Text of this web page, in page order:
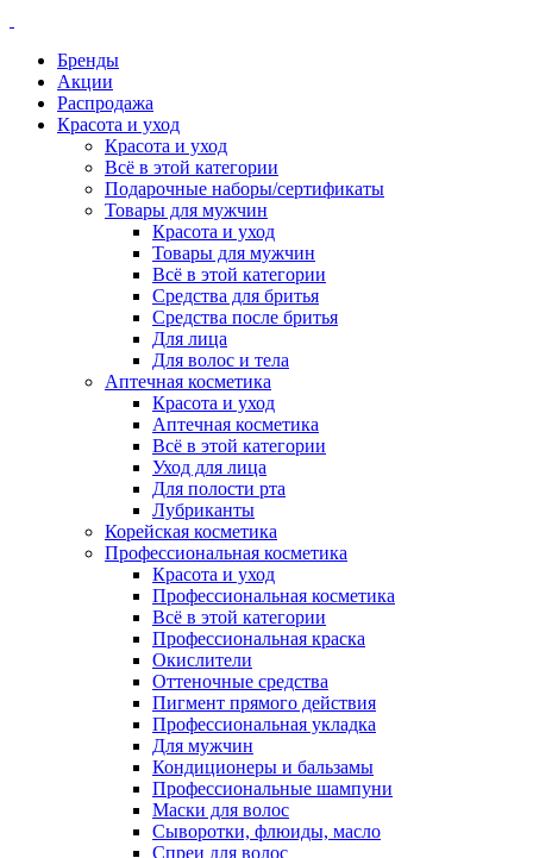
Бренды
Акции
Распродажа
Красота и уход
Красота и уход
Всё в этой категории
Подарочные наборы/сертификаты
Товары для мужчин
Красота и уход
Товары для мужчин
Всё в этой категории
Средства для бритья
Средства после бритья
Для лица
Для волос и тела
Аптечная косметика
Красота и уход
Аптечная косметика
Всё в этой категории
Уход для лица
Для полости рта
Лубриканты
Корейская косметика
Профессиональная косметика
Красота и уход
Профессиональная косметика
Всё в этой категории
Профессиональная краска
Окислители
Оттеночные средства
Пигмент прямого действия
Профессиональная укладка
Для мужчин
Кондиционеры и бальзамы
Профессиональные шампуни
Маски для волос
Сыворотки, флюиды, масло
Спреи для волос